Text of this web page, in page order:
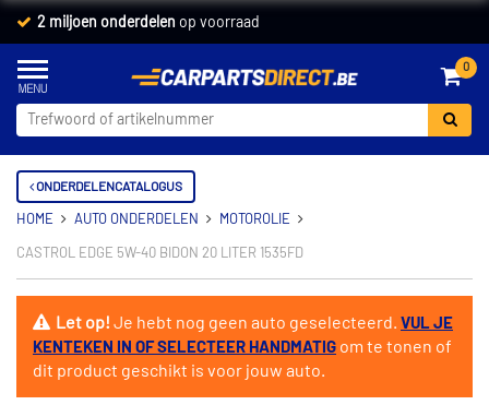
2 miljoen onderdelen op voorraad
0
ONDERDELENCATALOGUS
HOME AUTO ONDERDELEN MOTOROLIE
CASTROL EDGE 5W-40 BIDON 20 LITER 1535FD
Let op!Je hebt nog geen auto geselecteerd. VUL JE
KENTEKEN IN OF SELECTEER HANDMATIG om te tonen of
dit product geschikt is voor jouw auto.